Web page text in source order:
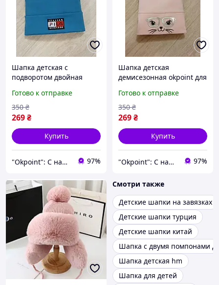
Шапка детская с
подворотом двойная
point для мальчика
логотип Fila 5-12 лет
бирюзовая (171056FB)
Готово к отправке
269₴
350 ₴
Купить
"Okpoint": С нами ваша жизнь будет ОК! 97%
Шапка детская
демисезонная okpoint для
трикотаж аппликация
Очки 6-10 лет розовая
(1909R)
Готово к отправке
269₴
350 ₴
Купить
"Okpoint": С нами ваша жизнь будет ОК! 97%
Смотри также
Детские шапки на завязках
Детские шапки турция
Детские шапки китай
Шапка с двумя помпонами
Шапка детская hm
Шапка для детей